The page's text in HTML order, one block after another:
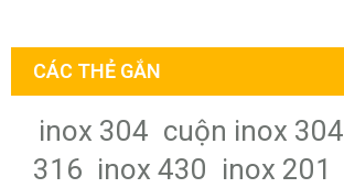
CÁC THẺ GẮN
inox 304 cuộn inox 304
316 inox 430 inox 201